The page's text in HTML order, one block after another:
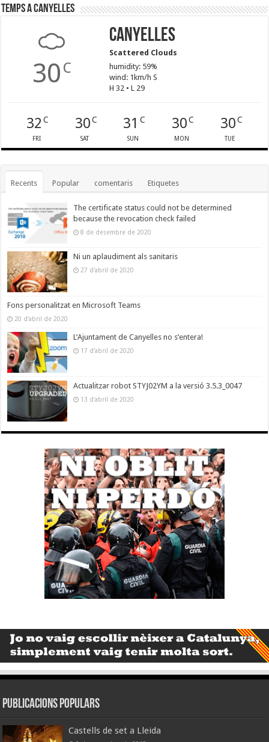
Temps a Canyelles
30 C
Canyelles
Scattered Clouds
humidity: 59%
wind: 1km/h S
H 32 • L 29
32 C
FRI
30C
SAT
31 C
SUN
30C
MON
30C
TUE
Recents Popular comentaris Etiquetes
The certificate status could not be determined
because the revocation check failed
8 de desembre de 2020
Ni un aplaudiment als sanitaris
27 d'abril de 2020
Fons personalitzat en Microsoft Teams
20 d'abril de 2020
L’Ajuntament de Canyelles no s’entera!
17 d'abril de 2020
Actualitzar robot STYJ02YM a la versió 3.5.3_0047
13 d'abril de 2020
Publicacions populars
Castells de set a Lleida